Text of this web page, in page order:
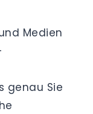
Medien
genau Sie